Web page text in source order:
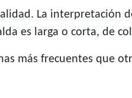
La interpretación
es larga o corta, de
más frecuentes que